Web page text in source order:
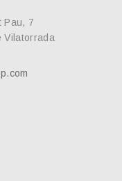
Pau, 7
Vilatorrada